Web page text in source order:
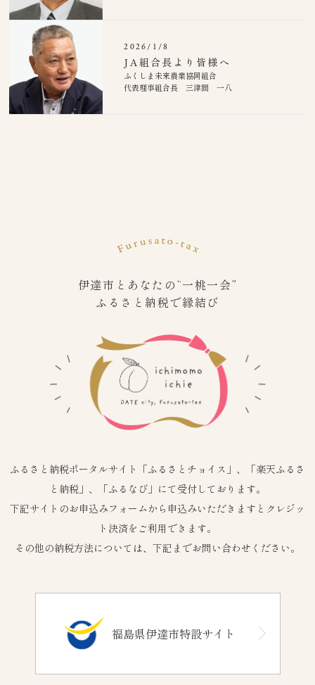
2026/1/8
JA組合長より皆様へ
ふくしま未来農業協同組合
代表理事組合長 三津間 一八
伊達市とあなたの“一桃一会”
ふるさと納税で縁結び
ふるさと納税ポータルサイト「ふるさとチョイス」、「楽天ふるさ
と納税」、「ふるなび」にて受付しております。
下記サイトのお申込みフォームから申込みいただきますとクレジッ
ト決済をご利用できます。
その他の納税方法については、下記までお問い合わせください。
福島県伊達市特設サイト